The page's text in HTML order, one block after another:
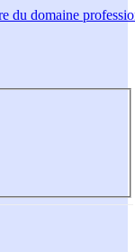
du domaine